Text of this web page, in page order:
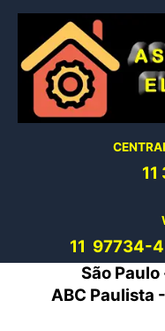
conteúdo
11 97734-4
São
ABC Paulista